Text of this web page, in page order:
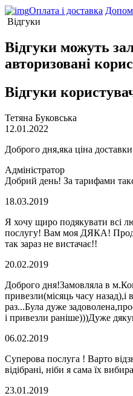
Оплата і доставка
Відгуки
Відгуки можуть
авторизовані
Відгуки
Тетяна Буковська
12.01.2022
Доброго дня,яка ціна
Адміністратор
Добрий день! За тарифами
18.03.2019
Я хочу щиро подякувати всі
послугу! Вам моя ДЯКА!
так зараз не вистачає!!
20.02.2019
Доброго дня!Замовляла в
привезли(місяць часу
раз...Була дуже
і привезли раніше)))Дуже
06.02.2019
Суперова послуга ! Варто
відібрані, ніби я сама їх
23.01.2019